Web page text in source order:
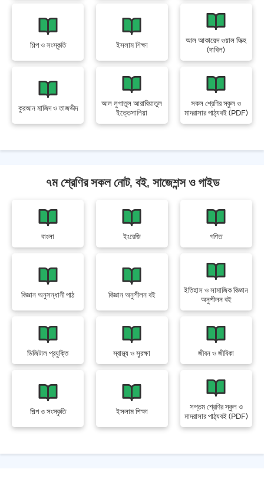
শিল্প ও সংস্কৃতি ইসলাম শিক্ষা
আল আকায়েদ ওয়াল ফিক্হ
(দাখিল)
কুরআন মাজিদ ও তাজভীদ
আল লুগাতুল আরাবিয়াতুল
ইত্তেসালিয়া
সকল শ্রেণির স্কুল ও
মাদরাসার পাঠ্যবই (PDF)
৭ম শ্রেণির সকল নোট, বই, সাজেশন্স ও গাইড
বাংলা ইংরেজি গণিত
বিজ্ঞান অনুসন্ধানী পাঠ বিজ্ঞান অনুশীলন বই
ইতিহাস ও সামাজিক বিজ্ঞান
অনুশীলন বই
ডিজিটাল প্রযুক্তি স্বাস্থ্য ও সুরক্ষা জীবন ও জীবিকা
শিল্প ও সংস্কৃতি ইসলাম শিক্ষা
সপ্তম শ্রেণির স্কুল ও
মাদরাসার পাঠ্যবই (PDF)